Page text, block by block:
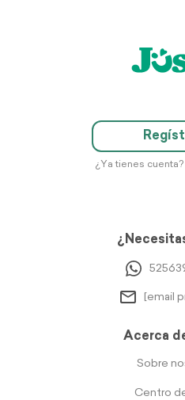
¿Ya tienes cuenta?
[email
Acerca
Sobre
Centro